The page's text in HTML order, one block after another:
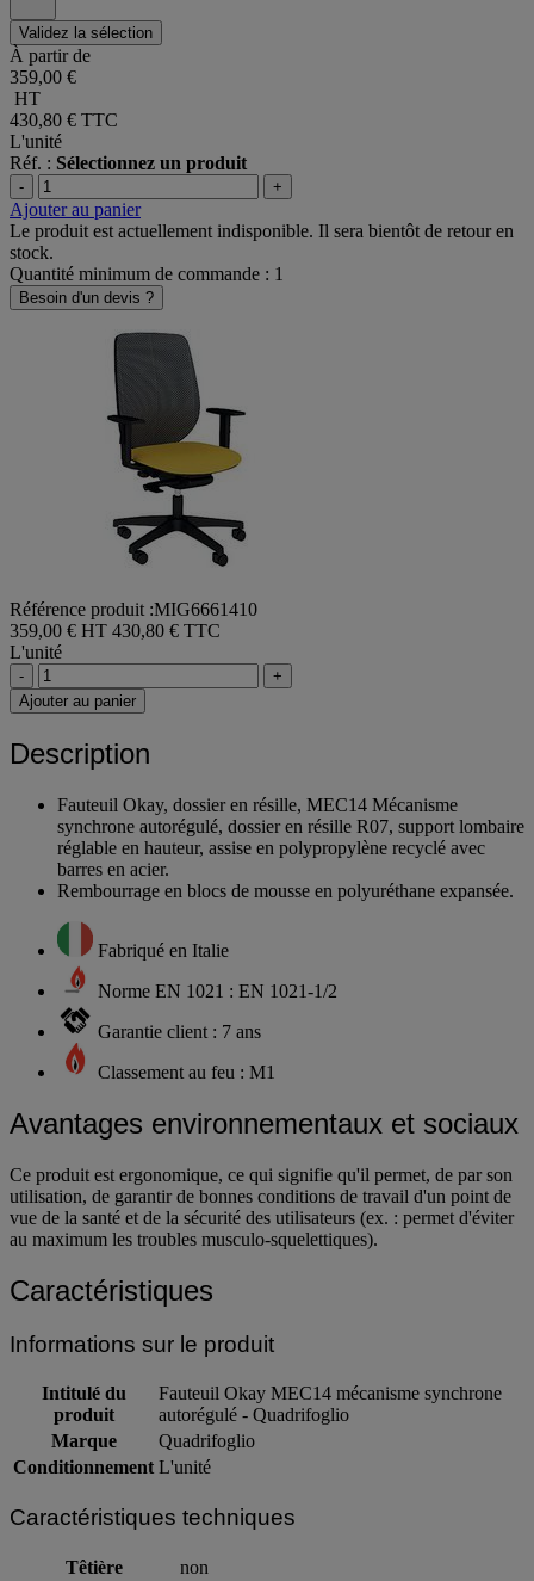
Validez la sélection
À partir de
359,00 €
HT
430,80 € TTC
L'unité
Réf. : Sélectionnez un produit
- +
Ajouter au panier
Le produit est actuellement indisponible. Il sera bientôt de retour en
stock.
Quantité minimum de commande : 1
Besoin d'un devis ?
Référence produit :MIG6661410
359,00 € HT 430,80 € TTC
L'unité
-
+
Ajouter au panier
Description
Fauteuil Okay, dossier en résille, MEC14 Mécanisme
synchrone autorégulé, dossier en résille R07, support lombaire
réglable en hauteur, assise en polypropylène recyclé avec
barres en acier.
Rembourrage en blocs de mousse en polyuréthane expansée.
Fabriqué en Italie
Norme EN 1021 : EN 1021-1/2
Garantie client : 7 ans
Classement au feu : M1
Avantages environnementaux et sociaux
Ce produit est ergonomique, ce qui signifie qu'il permet, de par son
utilisation, de garantir de bonnes conditions de travail d'un point de
vue de la santé et de la sécurité des utilisateurs (ex. : permet d'éviter
au maximum les troubles musculo-squelettiques).
Caractéristiques
Informations sur le produit
Intitulé du
produit
Fauteuil Okay MEC14 mécanisme synchrone
autorégulé - Quadrifoglio
Marque
Quadrifoglio
Conditionnement L'unité
Caractéristiques techniques
Têtière
non